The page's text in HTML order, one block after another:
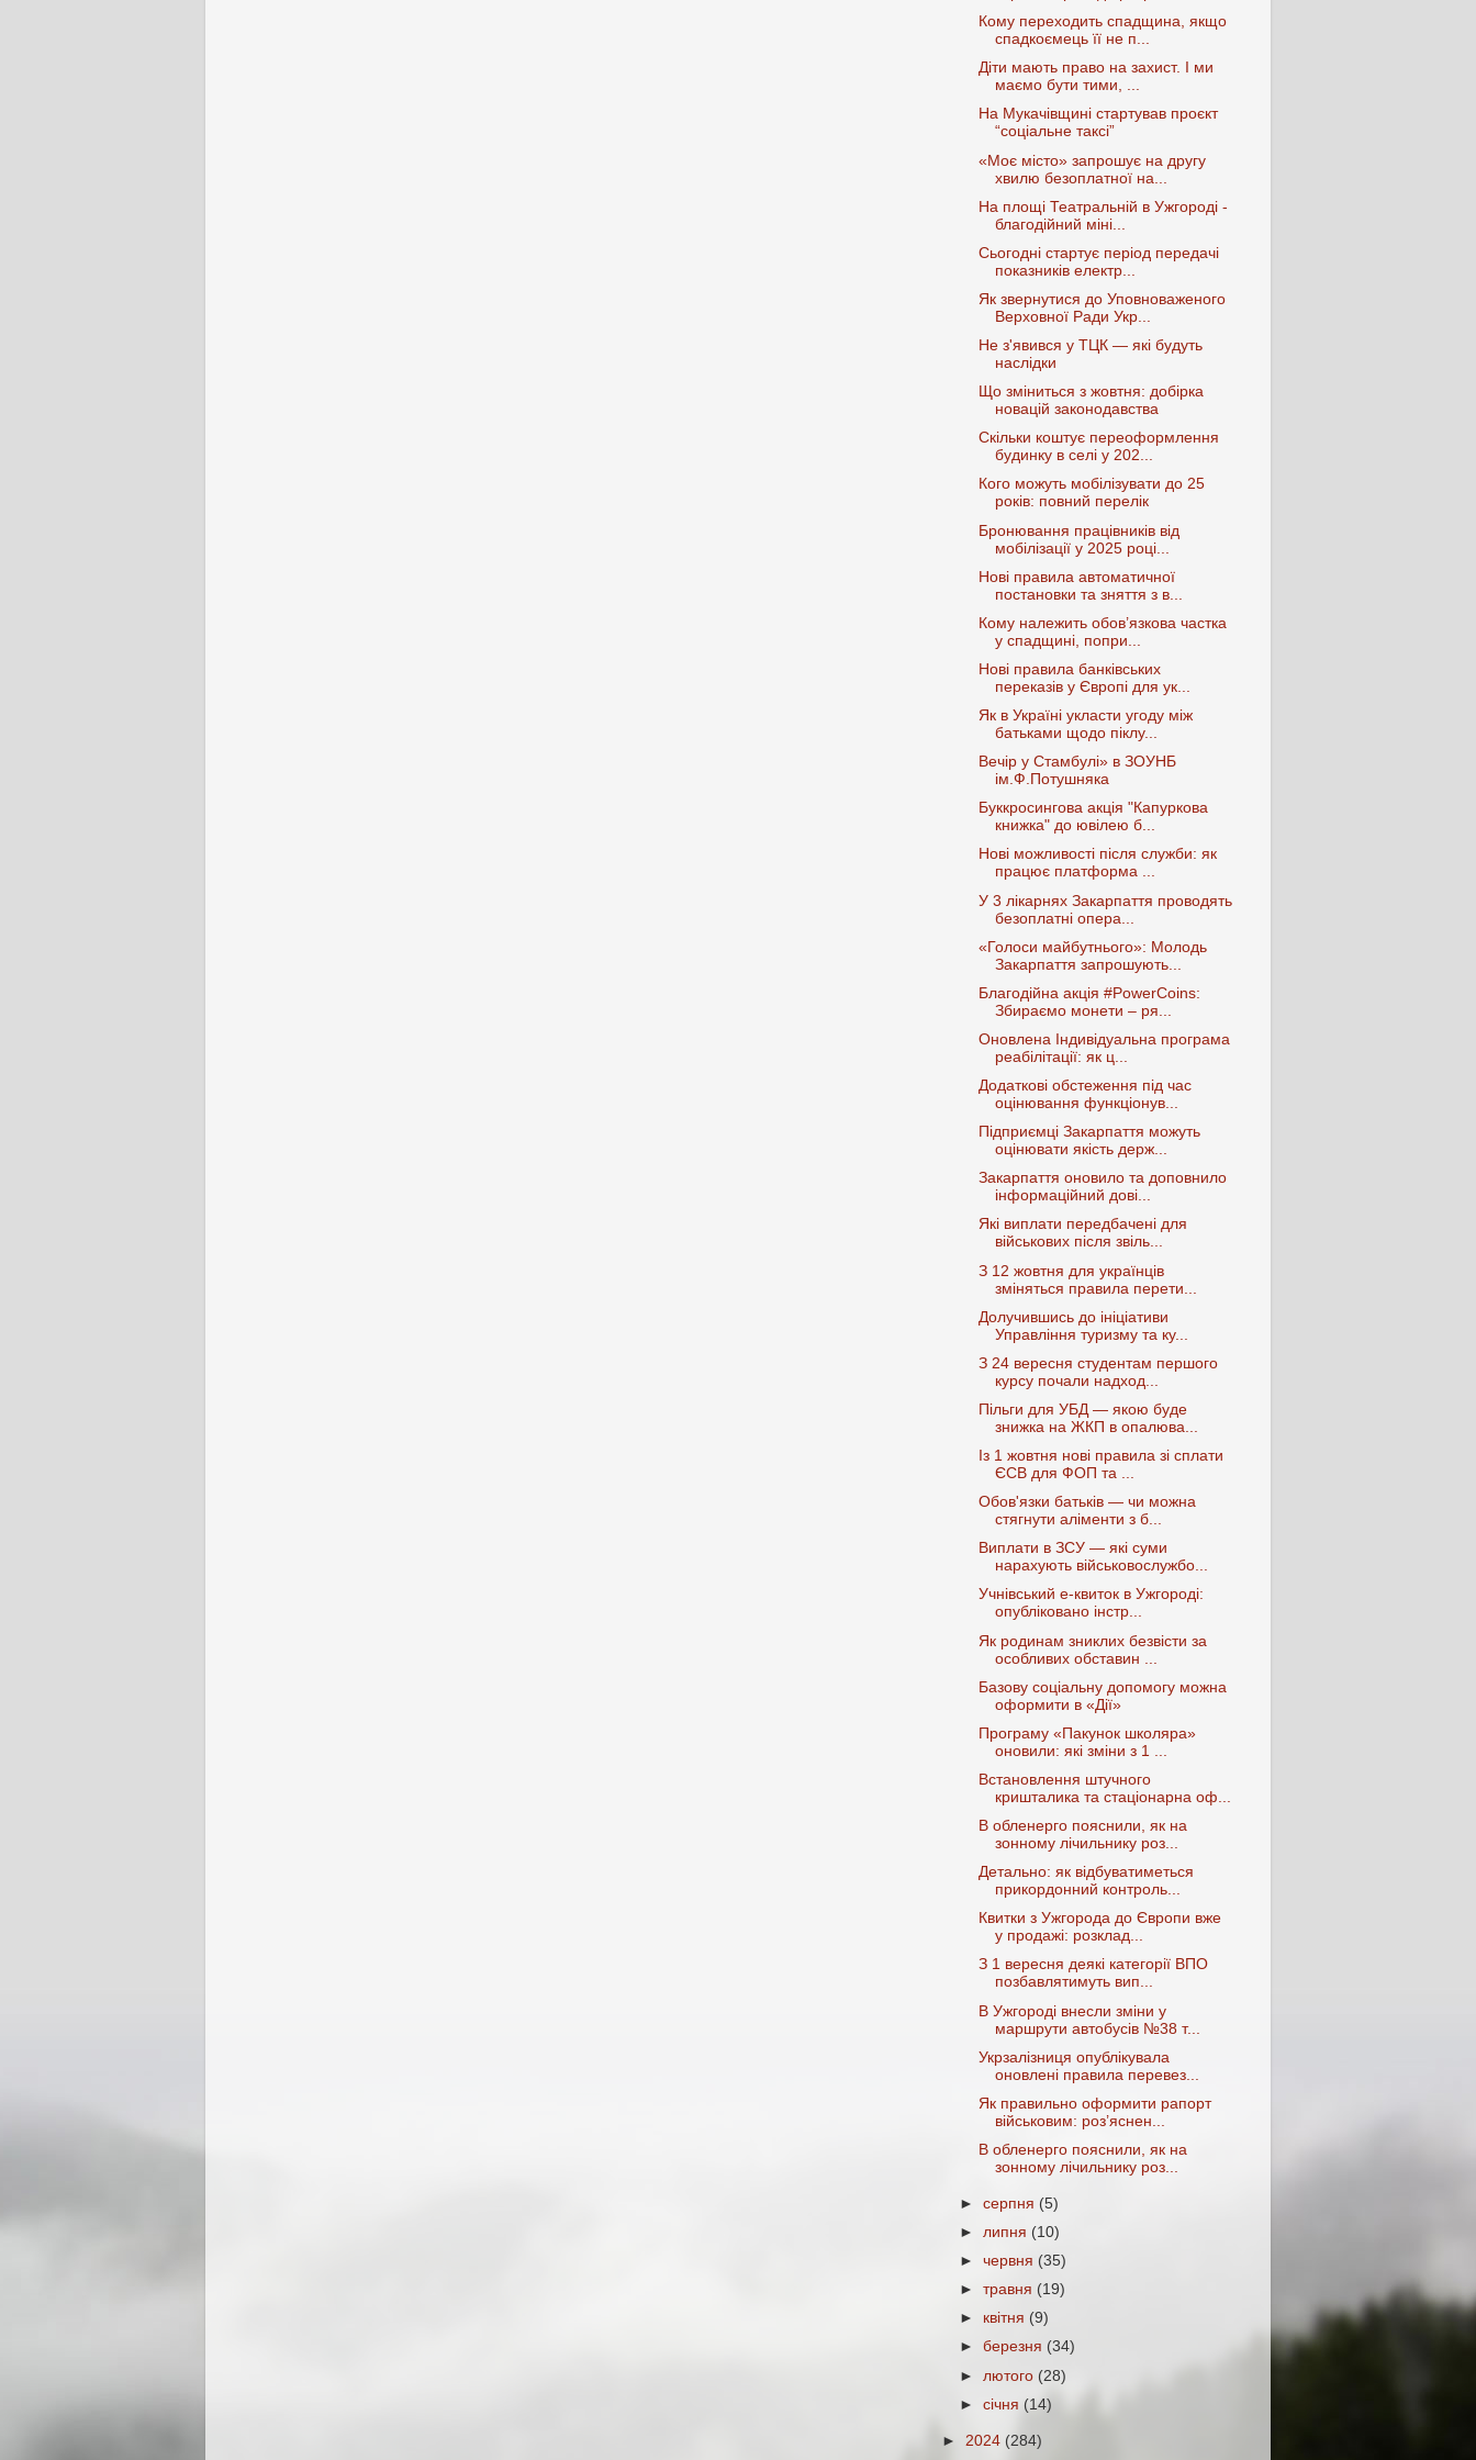
Кому переходить спадщина, якщо
спадкоємець її не п...
Діти мають право на захист. І ми
маємо бути тими, ...
На Мукачівщині стартував проєкт
“соціальне таксі”
«Моє місто» запрошує на другу
хвилю безоплатної на...
На площі Театральній в Ужгороді -
благодійний міні...
Сьогодні стартує період передачі
показників електр...
Як звернутися до Уповноваженого
Верховної Ради Укр...
Не з'явився у ТЦК — які будуть
наслідки
Що зміниться з жовтня: добірка
новацій законодавства
Скільки коштує переоформлення
будинку в селі у 202...
Кого можуть мобілізувати до 25
років: повний перелік
Бронювання працівників від
мобілізації у 2025 році...
Нові правила автоматичної
постановки та зняття з в...
Кому належить обов’язкова частка
у спадщині, попри...
Нові правила банківських
переказів у Європі для ук...
Як в Україні укласти угоду між
батьками щодо піклу...
Вечір у Стамбулі» в ЗОУНБ
ім.Ф.Потушняка
Буккросингова акція "Капуркова
книжка" до ювілею б...
Нові можливості після служби: як
працює платформа ...
У 3 лікарнях Закарпаття проводять
безоплатні опера...
«Голоси майбутнього»: Молодь
Закарпаття запрошують...
Благодійна акція #PowerCoins:
Збираємо монети – ря...
Оновлена Індивідуальна програма
реабілітації: як ц...
Додаткові обстеження під час
оцінювання функціонув...
Підприємці Закарпаття можуть
оцінювати якість держ...
Закарпаття оновило та доповнило
інформаційний дові...
Які виплати передбачені для
військових після звіль...
З 12 жовтня для українців
зміняться правила перети...
Долучившись до ініціативи
Управління туризму та ку...
З 24 вересня студентам першого
курсу почали надход...
Пільги для УБД — якою буде
знижка на ЖКП в опалюва...
Із 1 жовтня нові правила зі сплати
ЄСВ для ФОП та ...
Обов'язки батьків — чи можна
стягнути аліменти з б...
Виплати в ЗСУ — які суми
нарахують військовослужбо...
Учнівський е-квиток в Ужгороді:
опубліковано інстр...
Як родинам зниклих безвісти за
особливих обставин ...
Базову соціальну допомогу можна
оформити в «Дії»
Програму «Пакунок школяра»
оновили: які зміни з 1 ...
Встановлення штучного
кришталика та стаціонарна оф...
В обленерго пояснили, як на
зонному лічильнику роз...
Детально: як відбуватиметься
прикордонний контроль...
Квитки з Ужгорода до Європи вже
у продажі: розклад...
З 1 вересня деякі категорії ВПО
позбавлятимуть вип...
В Ужгороді внесли зміни у
маршрути автобусів №38 т...
Укрзалізниця опублікувала
оновлені правила перевез...
Як правильно оформити рапорт
військовим: роз’яснен...
В обленерго пояснили, як на
зонному лічильнику роз...
►серпня (5)
► липня (10)
►червня (35)
►травня (19)
► квітня (9)
►березня (34)
► лютого (28)
►січня(14)
► 2024 (284)